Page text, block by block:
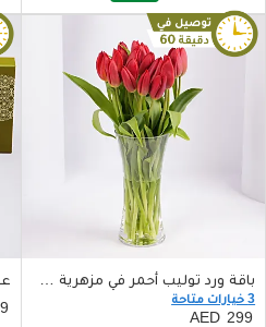
3 خيارات متاحة
299